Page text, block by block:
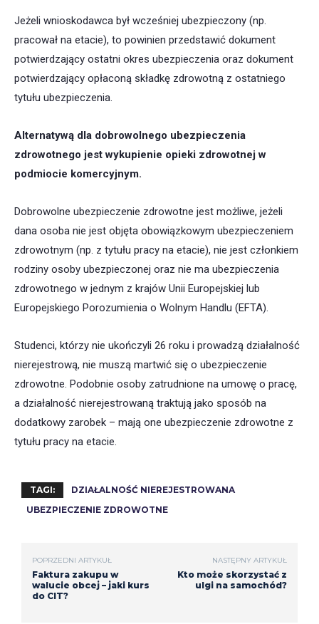
Jeżeli wnioskodawca był wcześniej ubezpieczony (np.
pracował na etacie), to powinien przedstawić dokument
potwierdzający ostatni okres ubezpieczenia oraz dokument
potwierdzający opłaconą składkę zdrowotną z ostatniego
tytułu ubezpieczenia.
Alternatywą dla dobrowolnego ubezpieczenia
zdrowotnego jest wykupienie opieki zdrowotnej w
podmiocie komercyjnym.
Dobrowolne ubezpieczenie zdrowotne jest możliwe, jeżeli
dana osoba nie jest objęta obowiązkowym ubezpieczeniem
zdrowotnym (np. z tytułu pracy na etacie), nie jest członkiem
rodziny osoby ubezpieczonej oraz nie ma ubezpieczenia
zdrowotnego w jednym z krajów Unii Europejskiej lub
Europejskiego Porozumienia o Wolnym Handlu (EFTA).
Studenci, którzy nie ukończyli 26 roku i prowadzą działalność
nierejestrową, nie muszą martwić się o ubezpieczenie
zdrowotne. Podobnie osoby zatrudnione na umowę o pracę,
a działalność nierejestrowaną traktują jako sposób na
dodatkowy zarobek – mają one ubezpieczenie zdrowotne z
tytułu pracy na etacie.
TAGI:
DZIAŁALNOŚĆ NIEREJESTROWANA
UBEZPIECZENIE ZDROWOTNE
POPRZEDNI ARTYKUŁ
Faktura zakupu w
walucie obcej – jaki kurs
do CIT?
NASTĘPNY ARTYKUŁ
Kto może skorzystać z
ulgi na samochód?